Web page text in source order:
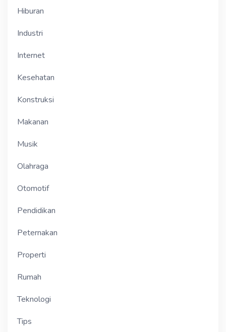
Hiburan
Industri
Internet
Kesehatan
Konstruksi
Makanan
Musik
Olahraga
Otomotif
Pendidikan
Peternakan
Properti
Rumah
Teknologi
Tips